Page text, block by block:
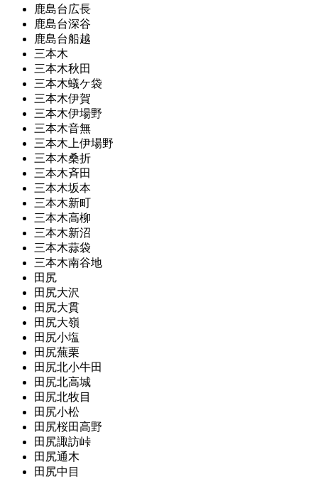
鹿島台広長
鹿島台深谷
鹿島台船越
三本木
三本木秋田
三本木蟻ケ袋
三本木伊賀
三本木伊場野
三本木音無
三本木上伊場野
三本木桑折
三本木斉田
三本木坂本
三本木新町
三本木高柳
三本木新沼
三本木蒜袋
三本木南谷地
田尻
田尻大沢
田尻大貫
田尻大嶺
田尻小塩
田尻蕪栗
田尻北小牛田
田尻北高城
田尻北牧目
田尻小松
田尻桜田高野
田尻諏訪峠
田尻通木
田尻中目